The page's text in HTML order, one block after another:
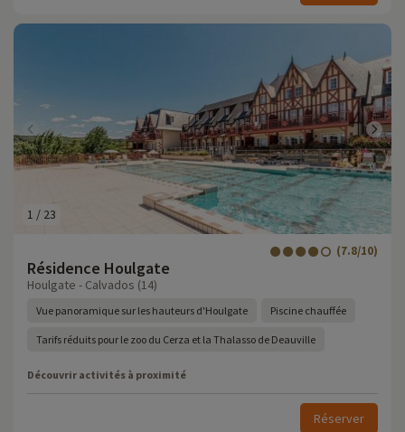
1 / 23
Résidence Houlgate
(7.8/10)
Houlgate - Calvados (14)
Vue panoramique sur les hauteurs d'Houlgate Piscine chauffée
Tarifs réduits pour le zoo du Cerza et la Thalasso de Deauville
Découvrir activités à proximité
Réserver